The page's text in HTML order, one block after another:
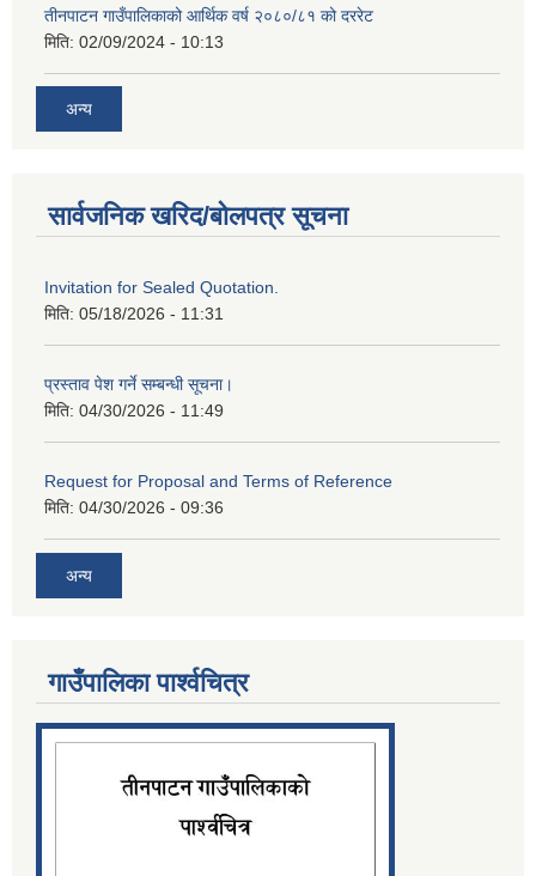
तीनपाटन गाउँपालिकाको आर्थिक वर्ष २०८०/८१ को दररेट
मिति: 02/09/2024 - 10:13
अन्य
सार्वजनिक खरिद/बोलपत्र सूचना
Invitation for Sealed Quotation.
मिति: 05/18/2026 - 11:31
प्रस्ताव पेश गर्ने सम्बन्धी सूचना।
मिति: 04/30/2026 - 11:49
Request for Proposal and Terms of Reference
मिति: 04/30/2026 - 09:36
अन्य
गाउँपालिका पार्श्‍वचित्र